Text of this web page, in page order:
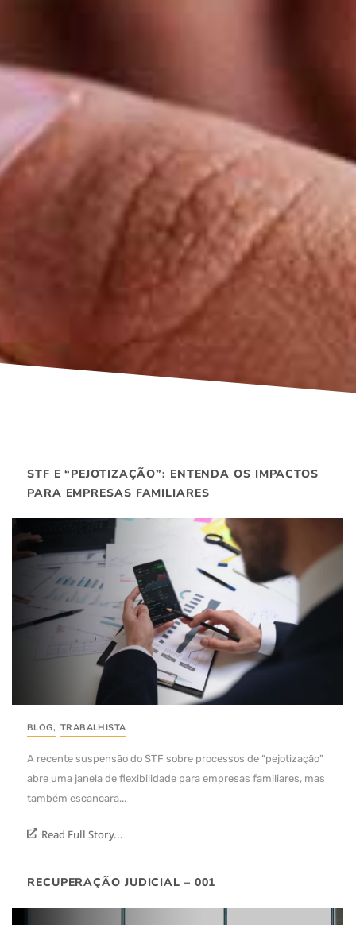
STF E “PEJOTIZAÇÃO”: ENTENDA OS IMPACTOS
PARA EMPRESAS FAMILIARES
BLOG, TRABALHISTA
A recente suspensão do STF sobre processos de “pejotização”
abre uma janela de flexibilidade para empresas familiares, mas
também escancara...
Read Full Story...
RECUPERAÇÃO JUDICIAL – 001